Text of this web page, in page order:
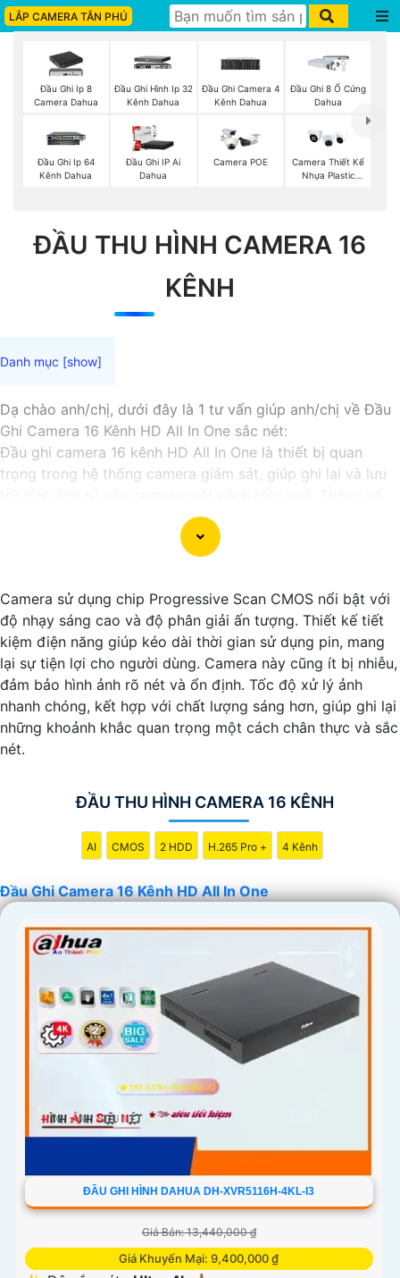
LẮP CAMERA TÂN PHÚ
Đầu Ghi Ip 8
Camera Dahua
Đầu Ghi Hình Ip 32
Kênh Dahua
Đầu Ghi Camera 4
Kênh Dahua
Đầu Ghi 8 Ổ Cứng
Dahua
Đầu Ghi Ip 64
Kênh Dahua
Đầu Ghi IP Ai
Dahua
Camera POE
Camera Thiết Kế
Nhựa Plastic
ĐẦU THU HÌNH CAMERA 16
KÊNH
Dạ chào anh/chị, dưới đây là 1 tư vấn giúp anh/chị về Đầu
Ghi Camera 16 Kênh HD All In One sắc nét:
Đầu ghi camera 16 kênh HD All In One là thiết bị quan
trọng trong hệ thống camera giám sát, giúp ghi lại và lưu
cần lưu ý khi chọn đầu ghi bao gồm:
Số kênh hỗ trợ: Đầu ghi 16 kênh cho phép kết nối
đến 16 camera và quản lý cùng một lúc,
📩2:Độ phân giải: Chọn đầu ghi hỗ trợ độ phân giải cao
như Full HD (1080p) hoặc 4K đểtin tưởng hình ảnh sắc nét
và chi tiết.
🤵3: Chất lượng ghi hình: Ưu tiên các đầu ghi hỗ trợ công
nghệ nén hình ảnh hiệu quả như H.264+ để tiết kiệm dung
lượng ổ cứng và tin tưởng ghi hình mượt mà.
🦉4:Tính năng: Nên chọn đầu ghi có tính năng All In One,
tức là tích hợp sẵn ổ cứng lưu trữ hoặc hỗ trợ cắm thêm ổ
Với những yếu tố trên, anh/chị có thể lựa chọn đầu ghi
camera 16 kênh HD All In One đểtin tưởng
sát hoạt động hiệu quả và ổn định. Đồng thời, lưu ý chọn
nhà cung cấp uy tín đểtin tưởng chất lượng sản phẩm và
dịch vụ. Chúc anh/chị tìm được sản phẩm phù hợp!
Camera sử dụng chip Progressive Scan CMOS nổi bật với
độ nhạy sáng cao và độ phân giải ấn tượng. Thiết kế tiết
kiệm điện năng giúp kéo dài thời gian sử dụng pin, mang
lại sự tiện lợi cho người dùng. Camera này cũng ít bị nhiễu,
đảm bảo hình ảnh rõ nét và ổn định. Tốc độ xử lý ảnh
nhanh chóng, kết hợp với chất lượng sáng hơn, giúp ghi lại
những khoảnh khắc quan trọng một cách chân thực và sắc
nét.
ĐẦU THU HÌNH CAMERA 16 KÊNH
AI CMOS 2 HDD H.265 Pro + 4 Kênh
Đầu Ghi Camera 16 Kênh HD All In One
ĐẦU GHI HÌNH DAHUA DH-XVR5116H-4KL-I3
Giá Bán: 13,440,000 ₫
Giá Khuyến Mại: 9,400,000 ₫